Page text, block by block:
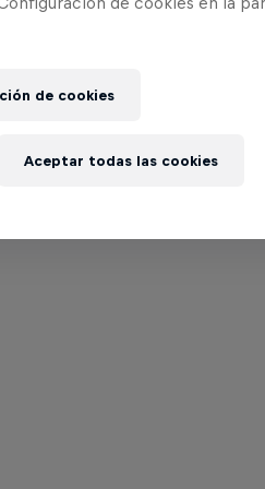
de cookies
Aceptar todas las cookies